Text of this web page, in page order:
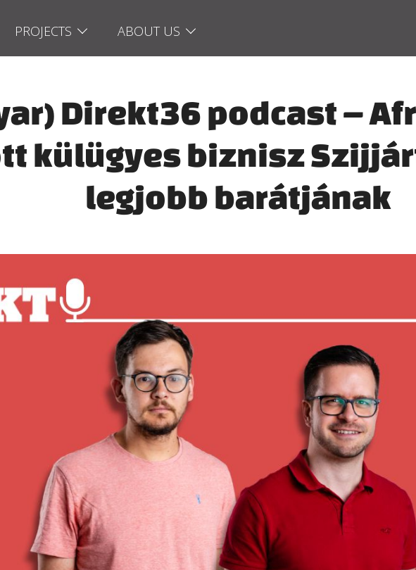
PROJECTS ABOUT US
Direkt36 podcast –
külügyes biznisz
legjobb barátjának